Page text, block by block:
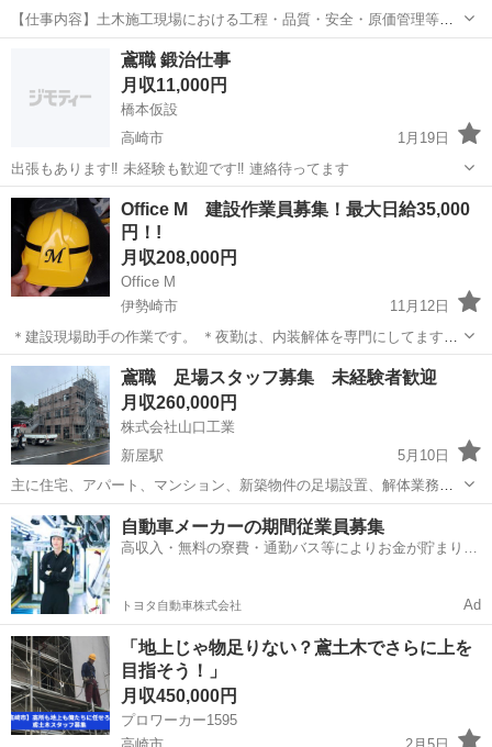
【仕事内容】土木施工現場における工程・品質・安全・原価管理等の
土木施工管理、および完成書類等の作成などの業務を行っていただき
ます。 具体的には 同社の<土木施工管理スタッフ>としてご活躍くだ
さい。あなたには土木施工現場における工程...
鳶職 鍛治仕事
月収11,000円
橋本仮設
高崎市
1月19日
出張もあります‼️ 未経験も歓迎です‼️ 連絡待ってます
群馬 高崎市 鍛治
Office M 建設作業員募集！最大日給35,000
円！!
月収208,000円
Office M
伊勢崎市
11月12日
＊建設現場助手の作業です。 ＊夜勤は、内装解体を専門にしてます
（夜勤希望の方は応相談） ＊その他持っている資格に応じた作業。 足
場、鉄骨、木造、鳶職 ＊重筋作業となります。 鳶職は、出張ありま
す。各種手当てが付きま...
群馬 伊勢崎市 鳶職 建設現場
鳶職 足場スタッフ募集 未経験者歓迎
月収260,000円
株式会社山口工業
新屋駅
5月10日
主に住宅、アパート、マンション、新築物件の足場設置、解体業務を
行なっております。 民間工事から公共工事のさまざまな現場で足場業
務を行なっている弊社でございます。
群馬 前橋市 新屋駅 業務
自動車メーカーの期間従業員募集
高収入・無料の寮費・通勤バス等によりお金が貯まりや
トヨタ自動車株式会社 Ad
「地上じゃ物足りない？鳶土木でさらに上を
目指そう！」
月収450,000円
プロワーカー1595